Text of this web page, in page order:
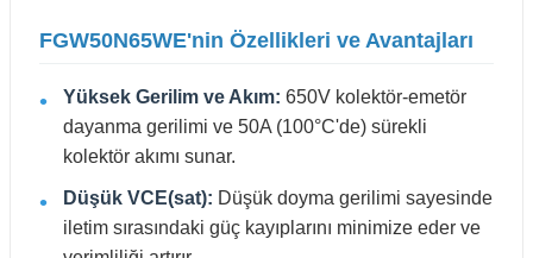
FGW50N65WE'nin Özellikleri ve Avantajları
Yüksek Gerilim ve Akım: 650V kolektör-emetör
dayanma gerilimi ve 50A (100°C'de) sürekli
kolektör akımı sunar.
Düşük VCE(sat): Düşük doyma gerilimi sayesinde
iletim sırasındaki güç kayıplarını minimize eder ve